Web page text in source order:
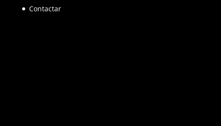
Contactar